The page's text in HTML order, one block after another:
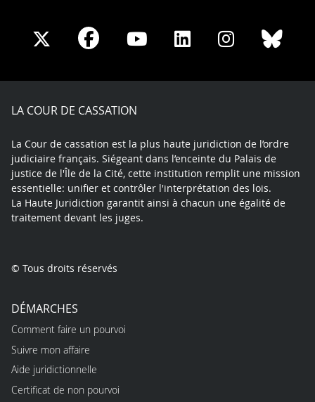
Share
X
Share
Facebook
Share
Youtube
Share
LinkedIn
Share
Instagram
LA COUR DE CASSATION
La Cour de cassation est la plus haute juridiction de l’ordre
judiciaire français. Siégeant dans l’enceinte du Palais de
justice de l'Île de la Cité, cette institution remplit une mission
essentielle: unifier et contrôler l'interprétation des lois.
La Haute Juridiction garantit ainsi à chacun une égalité de
traitement devant les juges.
© Tous droits réservés
DÉMARCHES
Comment faire un pourvoi
Suivre mon affaire
Aide juridictionnelle
Certificat de non pourvoi